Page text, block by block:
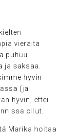
vieraita
puhuu
ja saksaa.
hyvin
(ja
hyvin, ettei
ollut.
Marika hoitaa